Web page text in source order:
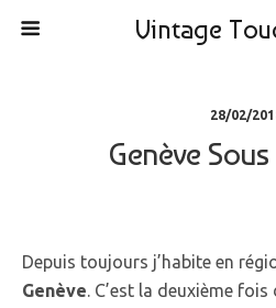
Vintage
28/02/
Genève
Depuis toujours j’habite en
Genève. C’est la deuxième